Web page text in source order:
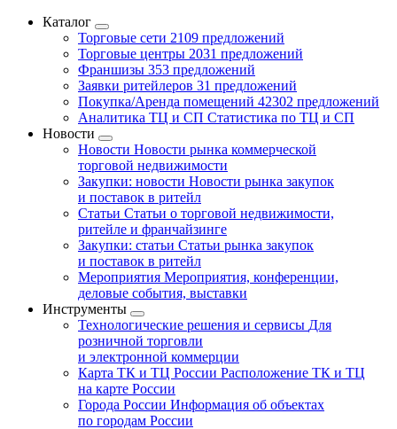
Каталог
Торговые сети 2109 предложений
Торговые центры 2031 предложений
Франшизы 353 предложений
Заявки ритейлеров 31 предложений
Покупка/Аренда помещений 42302 предложений
Аналитика ТЦ и СП Статистика по ТЦ и СП
Новости
Новости Новости рынка коммерческой
торговой недвижимости
Закупки: новости Новости рынка закупок
и поставок в ритейл
Статьи Статьи о торговой недвижимости,
ритейле и франчайзинге
Закупки: статьи Статьи рынка закупок
и поставок в ритейл
Мероприятия Мероприятия, конференции,
деловые события, выставки
Инструменты
Технологические решения и сервисы Для
розничной торговли
и электронной коммерции
Карта ТК и ТЦ России Расположение ТК и ТЦ
на карте России
Города России Информация об объектах
по городам России